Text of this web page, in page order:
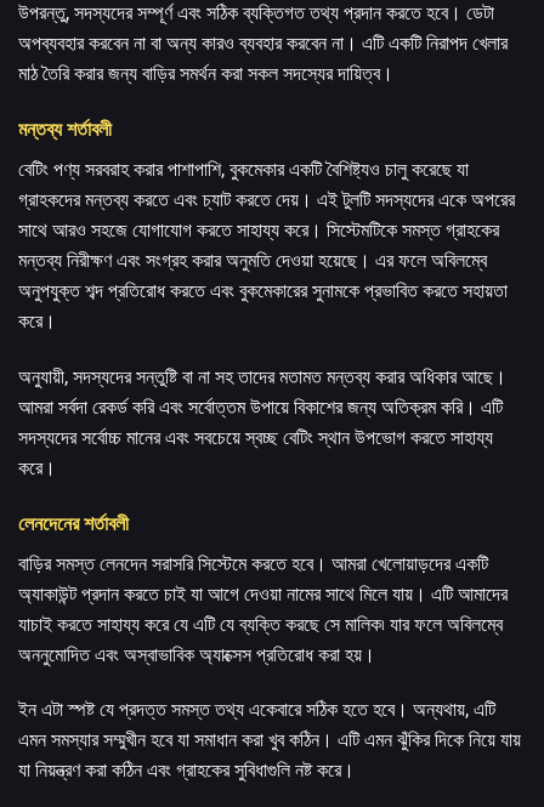
উপরন্তু, সদস্যদের সম্পূর্ণ এবং সঠিক ব্যক্তিগত তথ্য প্রদান করতে হবে। ডেটা
অপব্যবহার করবেন না বা অন্য কারও ব্যবহার করবেন না। এটি একটি নিরাপদ খেলার
মাঠ তৈরি করার জন্য বাড়ির সমর্থন করা সকল সদস্যের দায়িত্ব।
মন্তব্য শর্তাবলী
বেটিং পণ্য সরবরাহ করার পাশাপাশি, বুকমেকার একটি বৈশিষ্ট্যও চালু করেছে যা
গ্রাহকদের মন্তব্য করতে এবং চ্যাট করতে দেয়। এই টুলটি সদস্যদের একে অপরের
সাথে আরও সহজে যোগাযোগ করতে সাহায্য করে। সিস্টেমটিকে সমস্ত গ্রাহকের
মন্তব্য নিরীক্ষণ এবং সংগ্রহ করার অনুমতি দেওয়া হয়েছে। এর ফলে অবিলম্বে
অনুপযুক্ত শব্দ প্রতিরোধ করতে এবং বুকমেকারের সুনামকে প্রভাবিত করতে সহায়তা
করে।
অনুযায়ী, সদস্যদের সন্তুষ্টি বা না সহ তাদের মতামত মন্তব্য করার অধিকার আছে।
আমরা সর্বদা রেকর্ড করি এবং সর্বোত্তম উপায়ে বিকাশের জন্য অতিক্রম করি। এটি
সদস্যদের সর্বোচ্চ মানের এবং সবচেয়ে স্বচ্ছ বেটিং স্থান উপভোগ করতে সাহায্য
করে।
লেনদেনের শর্তাবলী
বাড়ির সমস্ত লেনদেন সরাসরি সিস্টেমে করতে হবে। আমরা খেলোয়াড়দের একটি
অ্যাকাউন্ট প্রদান করতে চাই যা আগে দেওয়া নামের সাথে মিলে যায়। এটি আমাদের
যাচাই করতে সাহায্য করে যে এটি যে ব্যক্তি করছে সে মালিক৷ যার ফলে অবিলম্বে
অননুমোদিত এবং অস্বাভাবিক অ্যাক্সেস প্রতিরোধ করা হয়।
ইন এটা স্পষ্ট যে প্রদত্ত সমস্ত তথ্য একেবারে সঠিক হতে হবে। অন্যথায়, এটি
এমন সমস্যার সম্মুখীন হবে যা সমাধান করা খুব কঠিন। এটি এমন ঝুঁকির দিকে নিয়ে যায়
যা নিয়ন্ত্রণ করা কঠিন এবং গ্রাহকের সুবিধাগুলি নষ্ট করে।